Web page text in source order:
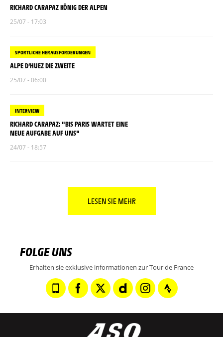
RICHARD CARAPAZ KÖNIG DER ALPEN
25/07 - 17:03
SPORTLICHE HERAUSFORDERUNGEN
ALPE D’HUEZ DIE ZWEITE
25/07 - 06:00
INTERVIEW
RICHARD CARAPAZ: "BIS PARIS WARTET EINE
NEUE AUFGABE AUF UNS"
24/07 - 18:57
LESEN SIE MEHR
FOLGE UNS
Erhalten sie exklusive informationen zur Tour de France